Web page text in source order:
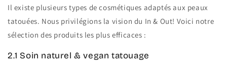
Il existe plusieurs types de cosmétiques adaptés aux peaux
tatouées. Nous privilégions la vision du In & Out! Voici notre
sélection des produits les plus efficaces :
2.1 Soin naturel & vegan tatouage